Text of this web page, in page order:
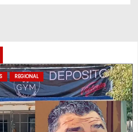
REGIONAL